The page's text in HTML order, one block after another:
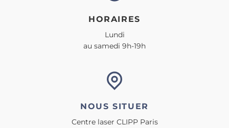
HORAIRES
Lundi
au samedi 9h-19h
NOUS SITUER
Centre laser CLIPP Paris